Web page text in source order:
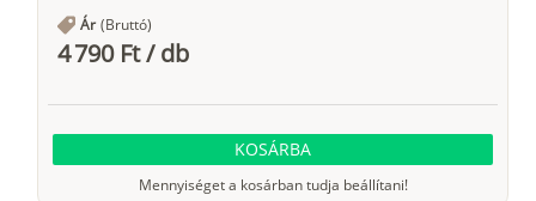
Ár (Bruttó)
4 790 Ft/db
KOSÁRBA
Mennyiséget a kosárban tudja beállítani!